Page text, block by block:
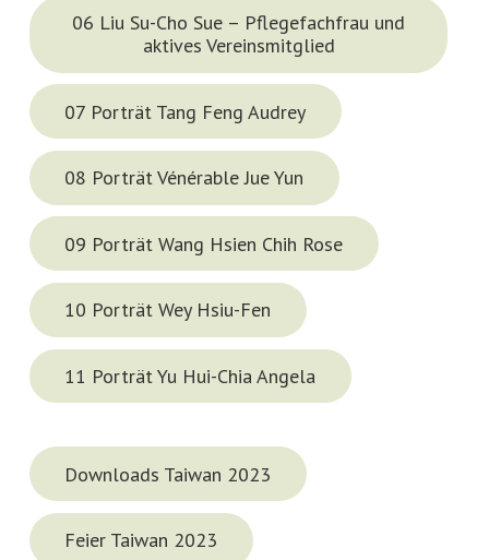
06 Liu Su-Cho Sue – Pflegefachfrau und
aktives Vereinsmitglied
07 Porträt Tang Feng Audrey
08 Porträt Vénérable Jue Yun
09 Porträt Wang Hsien Chih Rose
10 Porträt Wey Hsiu-Fen
11 Porträt Yu Hui-Chia Angela
Downloads Taiwan 2023
Feier Taiwan 2023